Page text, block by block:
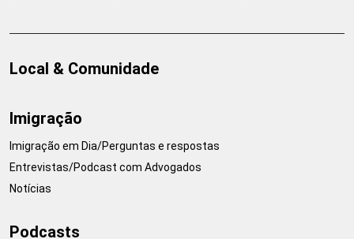
Local & Comunidade
Imigração
Imigração em Dia/Perguntas e respostas
Entrevistas/Podcast com Advogados
Notícias
Podcasts